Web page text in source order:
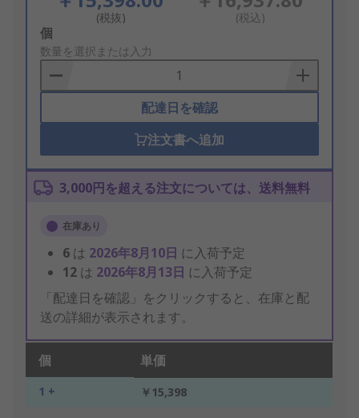
(税抜) (税込)
Add
to
Basket
個
数量を選択または入力
配達日を確認
注文書へ追加
3,000円を超える注文については、送料無料
在庫あり
6 は 2026年8月10日 に入荷予定
12 は 2026年8月13日 に入荷予定
「配達日を確認」をクリックすると、在庫と配
送の詳細が表示されます。
個 単価
1 + ￥15,398